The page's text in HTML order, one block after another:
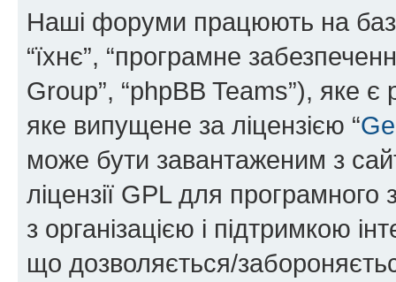
Наші форуми працюють на
“їхнє”, “програмне
Group”, “phpBB Teams”), яке
яке випущене за ліцензією “
може бути завантаженим з
ліцензії GPL для
з організацією і підтримкою
що дозволяється/